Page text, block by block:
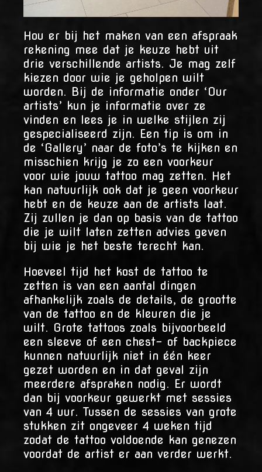
Hou er bij het maken van een afspraak
rekening mee dat je keuze hebt uit
drie verschillende artists. Je mag zelf
kiezen door wie je geholpen wilt
worden. Bij de informatie onder ‘Our
artists’ kun je informatie over ze
vinden en lees je in welke stijlen zij
gespecialiseerd zijn. Een tip is om in
de ‘Gallery’ naar de foto’s te kijken en
misschien krijg je zo een voorkeur
voor wie jouw tattoo mag zetten. Het
kan natuurlijk ook dat je geen voorkeur
hebt en de keuze aan de artists laat.
Zij zullen je dan op basis van de tattoo
die je wilt laten zetten advies geven
bij wie je het beste terecht kan.
Hoeveel tijd het kost de tattoo te
zetten is van een aantal dingen
afhankelijk zoals de details, de grootte
van de tattoo en de kleuren die je
wilt. Grote tattoos zoals bijvoorbeeld
een sleeve of een chest- of backpiece
kunnen natuurlijk niet in één keer
gezet worden en in dat geval zijn
meerdere afspraken nodig. Er wordt
dan bij voorkeur gewerkt met sessies
van 4 uur. Tussen de sessies van grote
stukken zit ongeveer 4 weken tijd
zodat de tattoo voldoende kan genezen
voordat de artist er aan verder werkt.